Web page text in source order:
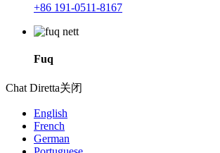
+86 191-0511-8167
Fuq
Chat Diretta关闭
English
French
German